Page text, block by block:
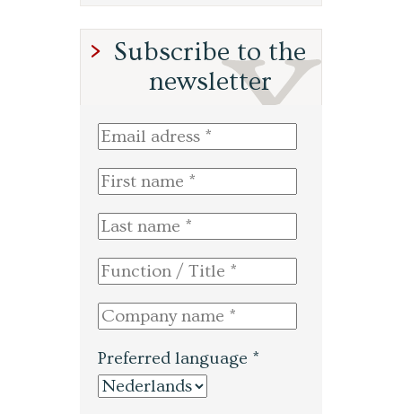
Subscribe to the
newsletter
Preferred language *